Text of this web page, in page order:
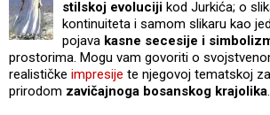
stilskoj evoluciji kod Jurkića; o
kontinuiteta i samom slikaru kao
pojava kasne secesije i
prostorima. Mogu vam govoriti o
realističke impresije te njegovoj tematskoj
prirodom zavičajnoga bosanskog krajolika.